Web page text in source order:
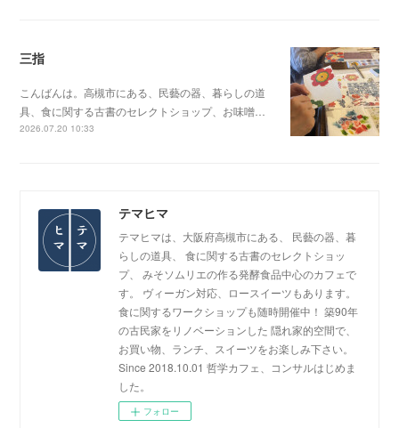
三指
こんばんは。高槻市にある、民藝の器、暮らしの道
具、食に関する古書のセレクトショップ、お味噌…
2026.07.20 10:33
テマヒマ
テマヒマは、大阪府高槻市にある、 民藝の器、暮
らしの道具、 食に関する古書のセレクトショッ
プ、 みそソムリエの作る発酵食品中心のカフェで
す。 ヴィーガン対応、ロースイーツもあります。
食に関するワークショップも随時開催中！ 築90年
の古民家をリノベーションした 隠れ家的空間で、
お買い物、ランチ、スイーツをお楽しみ下さい。
Since 2018.10.01 哲学カフェ、コンサルはじめま
した。
フォロー